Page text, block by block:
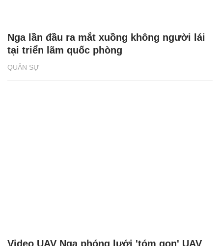
QUÂN SỰ
Nga lần đầu ra mắt xuồng không người lái
tại triển lãm quốc phòng
Video UAV Nga phóng lưới 'tóm gọn' UAV